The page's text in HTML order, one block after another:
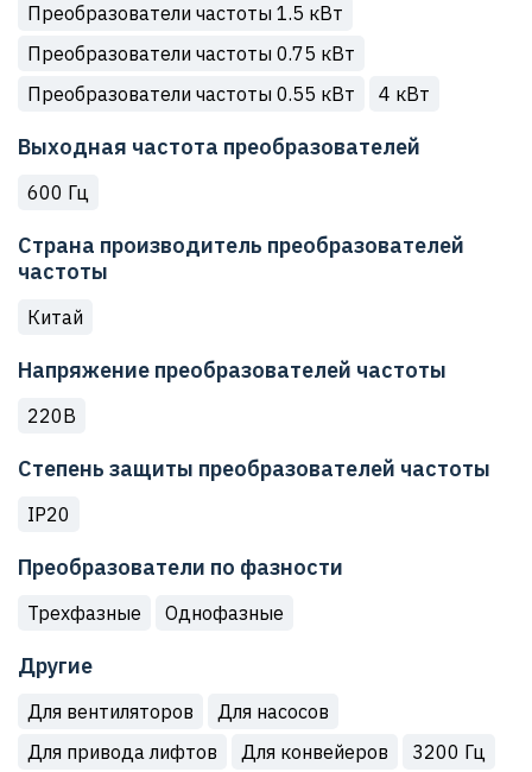
Преобразователи частоты 1.5 кВт
Преобразователи частоты 0.75 кВт
Преобразователи частоты 0.55 кВт
4 кВт
Выходная частота преобразователей
600 Гц
Страна производитель преобразователей
частоты
Китай
Напряжение преобразователей частоты
220В
Степень защиты преобразователей частоты
IP20
Преобразователи по фазности
Трехфазные Однофазные
Другие
Для вентиляторов
Для насосов
Для привода лифтов
Для конвейеров
3200 Гц